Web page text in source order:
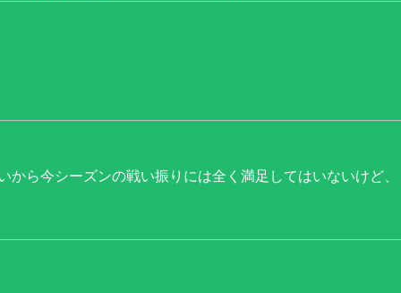
ら今シーズンの戦い振りには全く満足してはいないけど